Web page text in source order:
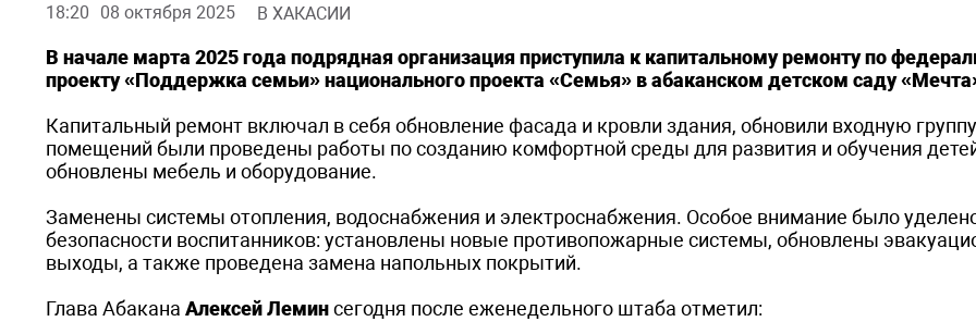
18:20 08 октября 2025 В ХАКАСИИ
В начале марта 2025 года подрядная организация приступила к капитальному ремонту по
проекту «Поддержка семьи» национального проекта «Семья» в абаканском детском саду
Капитальный ремонт включал в себя обновление фасада и кровли здания, обновили входную
помещений были проведены работы по созданию комфортной среды для развития и обучения
обновлены мебель и оборудование.
Заменены системы отопления, водоснабжения и электроснабжения. Особое внимание было
безопасности воспитанников: установлены новые противопожарные системы, обновлены
выходы, а также проведена замена напольных покрытий.
Глава Абакана Алексей Леминсегодня после еженедельного штаба отметил: